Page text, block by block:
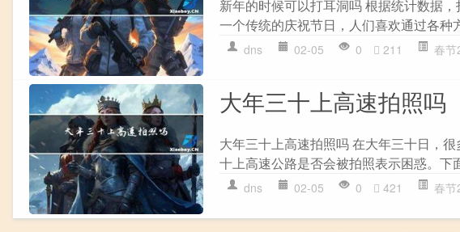
新年的时候可以打耳洞吗 根据统计数据
一个传统的庆祝节日，人们喜欢通过各种
dns 02-05 0 211 春节
大年三十上高速拍照吗
大年三十上高速拍照吗 在大年三十日，
十上高速公路是否会被拍照表示困惑。下
dns 02-05 0 421 春节